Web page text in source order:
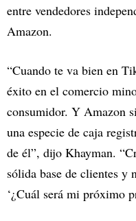
entre vendedores
Amazon.
“Cuando te va bien en
éxito en el comercio
consumidor. Y Amazon
una especie de caja
de él”, dijo Khayman.
sólida base de clientes y
‘¿Cuál será mi próximo